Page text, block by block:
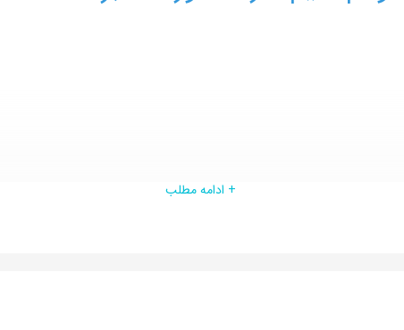
+ ادامه مطلب